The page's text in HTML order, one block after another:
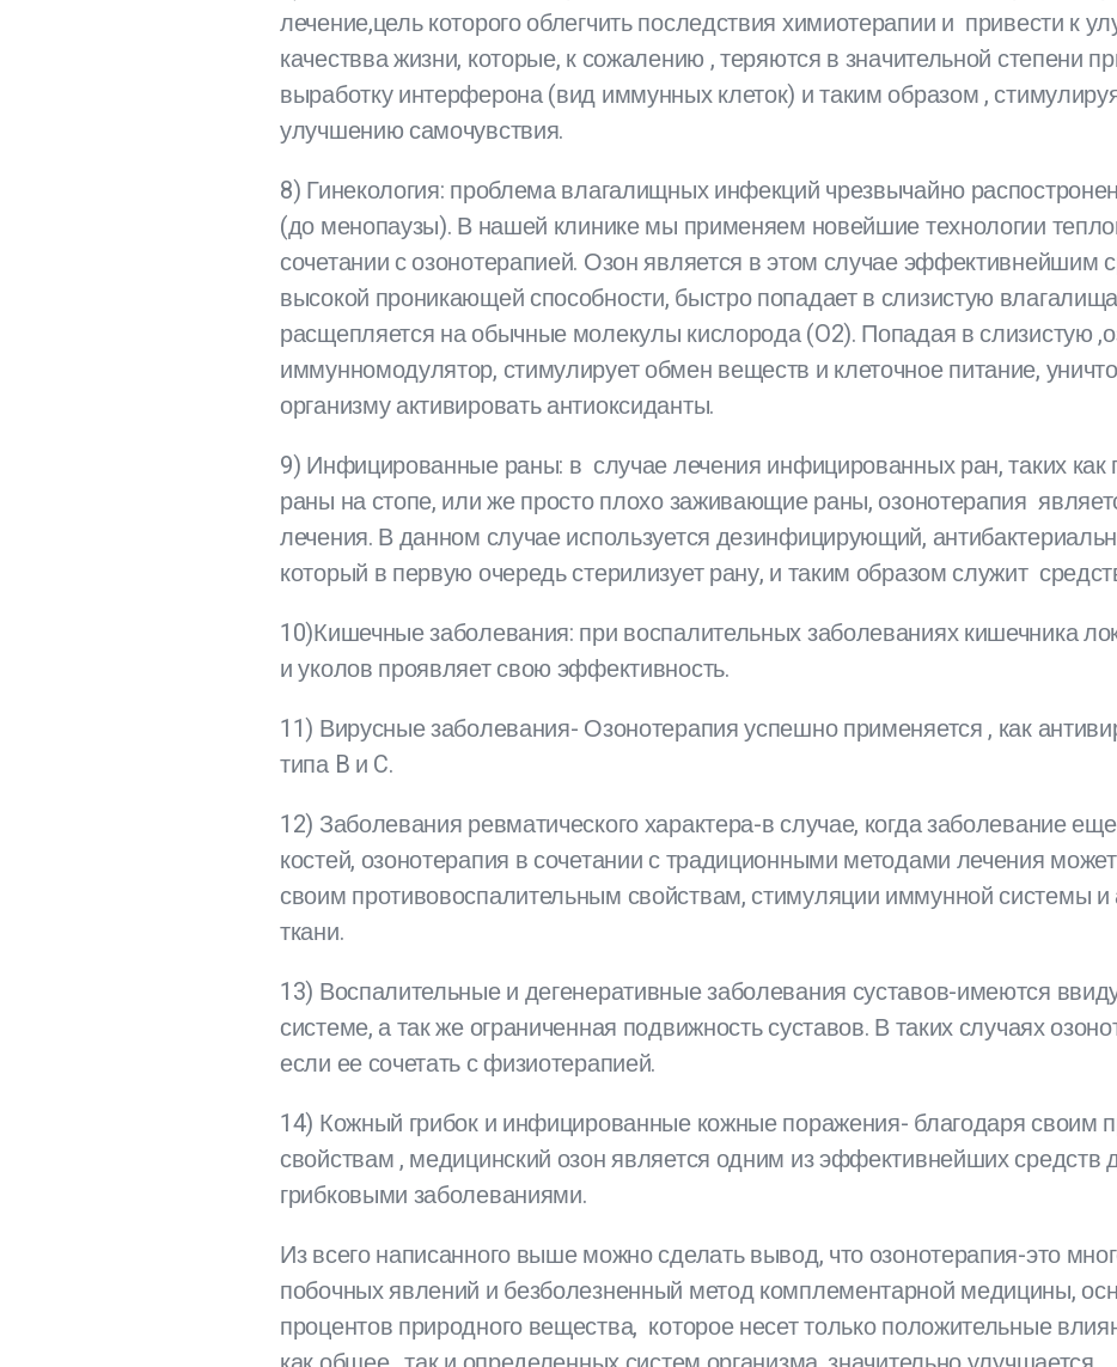
лечение,цель которого облегчить последствия химиотерапии и привести к
качествва жизни, которые, к сожалению , теряются в значительной степени
выработку интерферона (вид иммунных клеток) и таким образом ,
улучшению самочувствия.
8) Гинекология: проблема влагалищных инфекций чрезвычайно
(до менопаузы). В нашей клинике мы применяем новейшие технологии
сочетании с озонотерапией. Озон является в этом случае
высокой проникающей способности, быстро попадает в слизистую
расщепляется на обычные молекулы кислорода (O2). Попадая в слизистую
иммунномодулятор, стимулирует обмен веществ и клеточное питание,
организму активировать антиоксиданты.
9) Инфицированные раны: в случае лечения инфицированных ран, таких как
раны на стопе, или же просто плохо заживающие раны, озонотерапия
лечения. В данном случае используется дезинфицирующий,
который в первую очередь стерилизует рану, и таким образом служит
10)Кишечные заболевания: при воспалительных заболеваниях кишечника
и уколов проявляет свою эффективность.
11) Вирусные заболевания- Озонотерапия успешно применяется , как
типа B и C.
12) Заболевания ревматического характера-в случае, когда заболевание
костей, озонотерапия в сочетании с традиционными методами лечения
своим противовоспалительным свойствам, стимуляции иммунной системы
ткани.
13) Воспалительные и дегенеративные заболевания суставов-имеются
системе, а так же ограниченная подвижность суставов. В таких случаях
если ее сочетать с физиотерапией.
14) Кожный грибок и инфицированные кожные поражения- благодаря своим
свойствам , медицинский озон является одним из эффективнейших
грибковыми заболеваниями.
Из всего написанного выше можно сделать вывод, что озонотерапия-это
побочных явлений и безболезненный метод комплементарной медицины,
процентов природного вещества, которое несет только положительные